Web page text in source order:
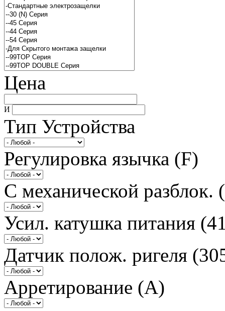
Цена
И
Тип Устройства
Регулировка язычка (F)
С механической разблок.
Усил. катушка питания
Датчик полож. ригеля
Арретирование (A)